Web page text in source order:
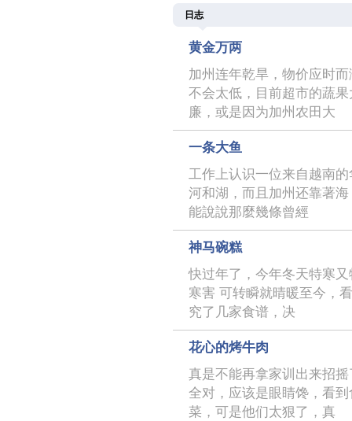
日志
黄金万两
加州连年乾旱，物价应时
不会太低，目前超市的蔬
廉，或是因为加州农田大
一条大鱼
工作上认识一位来自越南
河和湖，而且加州还靠著
能說說那麼幾條曾經
神马碗糕
快过年了，今年冬天特寒
寒害 可转瞬就晴暖至今，
究了几家食谱，决
花心的烤牛肉
真是不能再拿家训出来招
全对，应该是眼睛馋，看
菜，可是他们太狠了，真